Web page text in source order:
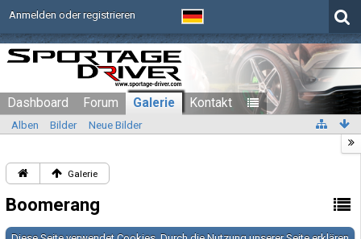
Anmelden oder registrieren
Dashboard Forum Galerie Kontakt
Alben Bilder Neue Bilder
Galerie
Boomerang